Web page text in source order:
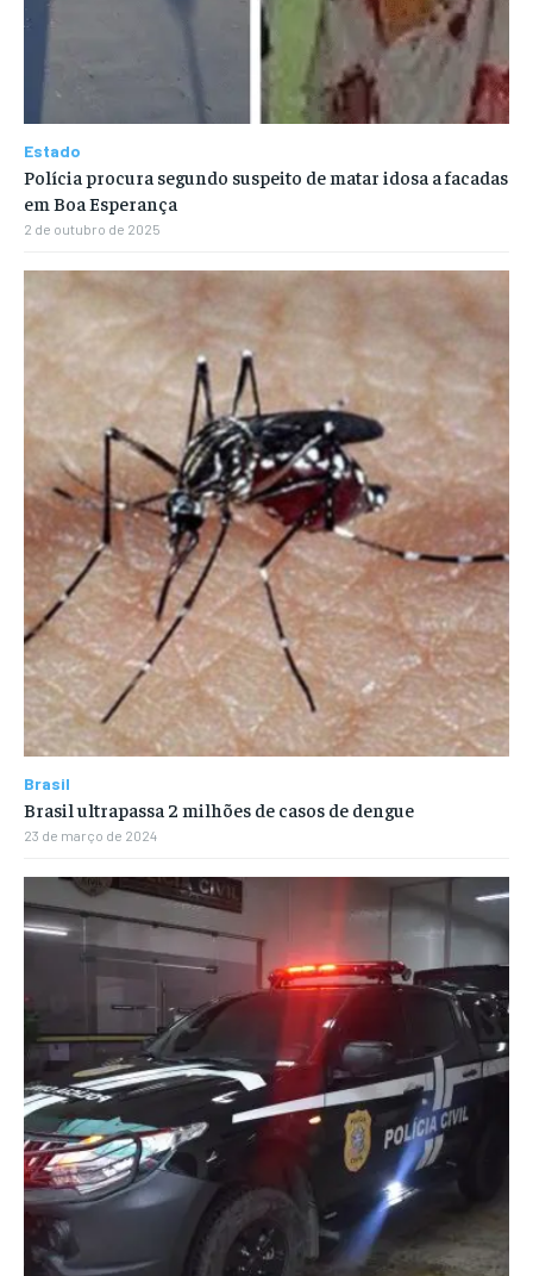
Estado
Polícia procura segundo suspeito de matar idosa a facadas
em Boa Esperança
2 de outubro de 2025
Brasil
Brasil ultrapassa 2 milhões de casos de dengue
23 de março de 2024